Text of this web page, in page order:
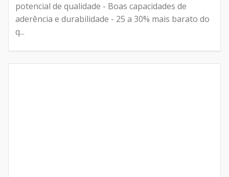
potencial de qualidade - Boas capacidades de
aderência e durabilidade - 25 a 30% mais barato do
q...